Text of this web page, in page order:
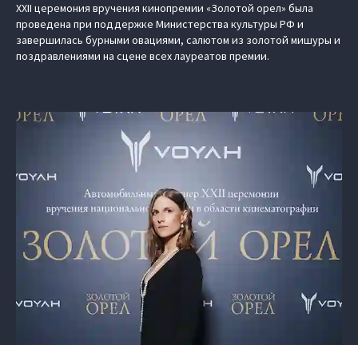
XXII церемония вручения кинопремии «Золотой орел» была
проведена при поддержке Министерства культуры РФ и
завершилась бурными овациями, салютом из золотой мишуры и
поздравлениями на сцене всех лауреатов премии.